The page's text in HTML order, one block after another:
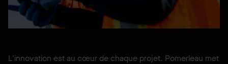
L'innovation est au cœur de chaque projet. Pomerleau met